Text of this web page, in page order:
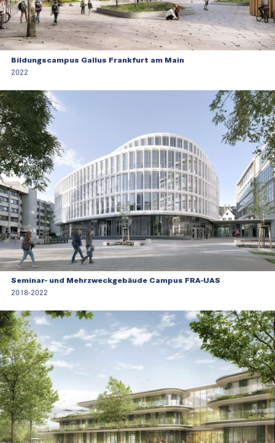
Bildungscampus Gallus Frankfurt am Main
2022
Seminar- und Mehrzweckgebäude Campus FRA-UAS
2018-2022